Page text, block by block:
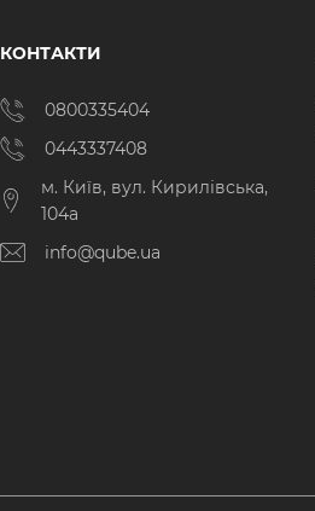
КОНТАКТИ
0800335404
0443337408
м. Київ, вул. Кирилівська,
104а
info@qube.ua